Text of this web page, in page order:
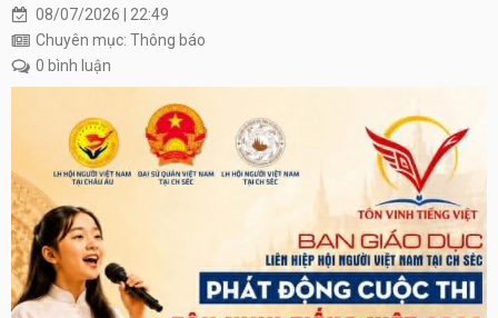
08/07/2026 | 22:49
Chuyên mục: Thông báo
0 bình luận